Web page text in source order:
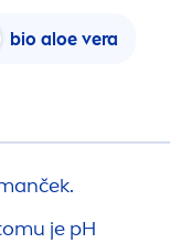
bio aloe vera
je pH